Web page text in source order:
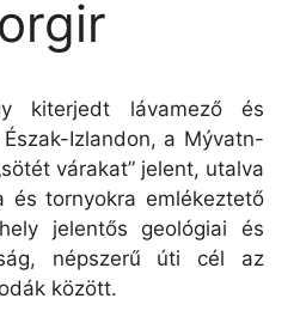
kiterjedt lávamező és
Izlandon, a Mývatn-
várakat” jelent, utalva
és tornyokra emlékeztető
jelentős geológiai és
népszerű úti cél az
között.